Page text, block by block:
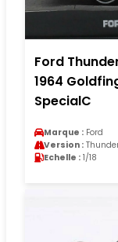
Ford
1964
SpecialC
Marque : Ford
Version :
Echelle : 1/18